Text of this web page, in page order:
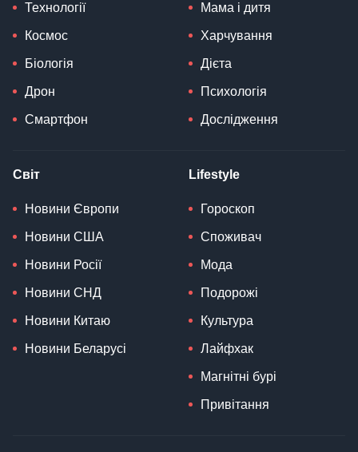
Технології
Космос
Біологія
Дрон
Смартфон
Мама і дитя
Харчування
Дієта
Психологія
Дослідження
Світ
Новини Європи
Новини США
Новини Росії
Новини СНД
Новини Китаю
Новини Беларусі
Lifestyle
Гороскоп
Споживач
Мода
Подорожі
Культура
Лайфхак
Магнітні бурі
Привітання